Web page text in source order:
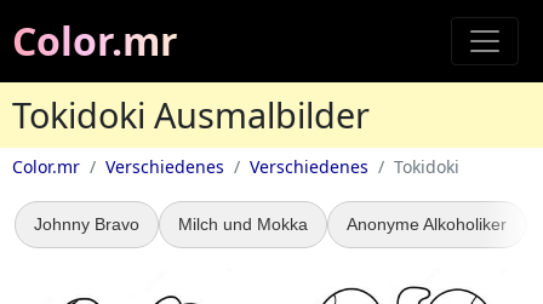
Color.mr
Tokidoki Ausmalbilder
Color.mr Verschiedenes Verschiedenes Tokidoki
Johnny Bravo Milch und Mokka Anonyme Alkoholiker